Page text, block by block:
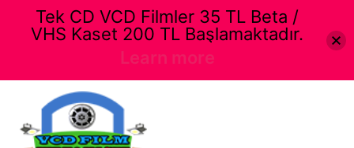
Tek CD VCD Filmler 35 TL Beta /
VHS Kaset 200 TL Başlamaktadır.
Learn more